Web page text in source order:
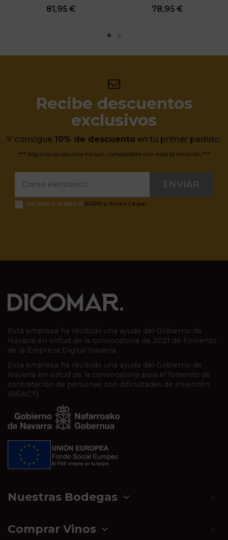
81,95 €
78,95 €
Recibe descuentos
exclusivos
Y consigue 10% de descuento en tu primer pedido.
*** Algunos productos no son compatibles con esta promoción ***
ENVIAR
He leído y acepto el RGPD y Aviso Legal.
Esta empresa ha recibido una ayuda del Gobierno de
Navarra en virtud de la convocatoria de 2021 de Fomento
de la Empresa Digital Navarra.
Esta empresa ha recibido una ayuda del Gobierno de
Navarra en virtud de la convocatoria para el fomento de
contratación de personas con dificultades de inserción
(REACT).
Nuestras Bodegas
Comprar Vinos